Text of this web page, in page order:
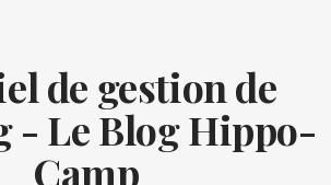
de gestion de
- Le Blog Hippo-
Camp